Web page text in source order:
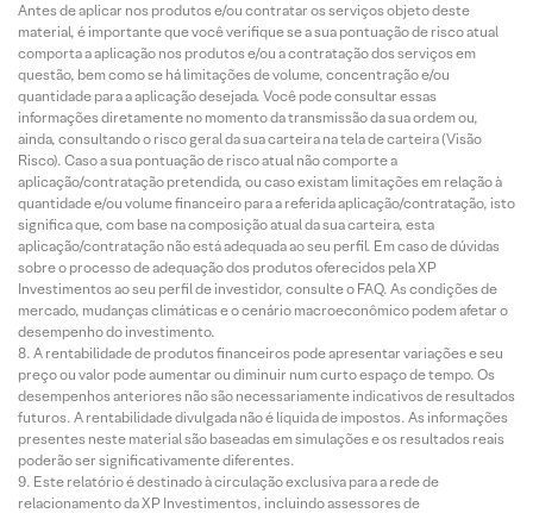
Antes de aplicar nos produtos e/ou contratar os serviços objeto deste
material, é importante que você verifique se a sua pontuação de risco atual
comporta a aplicação nos produtos e/ou a contratação dos serviços em
questão, bem como se há limitações de volume, concentração e/ou
quantidade para a aplicação desejada. Você pode consultar essas
informações diretamente no momento da transmissão da sua ordem ou,
ainda, consultando o risco geral da sua carteira na tela de carteira (Visão
Risco). Caso a sua pontuação de risco atual não comporte a
aplicação/contratação pretendida, ou caso existam limitações em relação à
quantidade e/ou volume financeiro para a referida aplicação/contratação, isto
significa que, com base na composição atual da sua carteira, esta
aplicação/contratação não está adequada ao seu perfil. Em caso de dúvidas
sobre o processo de adequação dos produtos oferecidos pela XP
Investimentos ao seu perfil de investidor, consulte o FAQ. As condições de
mercado, mudanças climáticas e o cenário macroeconômico podem afetar o
desempenho do investimento.
A rentabilidade de produtos financeiros pode apresentar variações e seu
preço ou valor pode aumentar ou diminuir num curto espaço de tempo. Os
desempenhos anteriores não são necessariamente indicativos de resultados
futuros. A rentabilidade divulgada não é líquida de impostos. As informações
presentes neste material são baseadas em simulações e os resultados reais
poderão ser significativamente diferentes.
Este relatório é destinado à circulação exclusiva para a rede de
relacionamento da XP Investimentos, incluindo assessores de